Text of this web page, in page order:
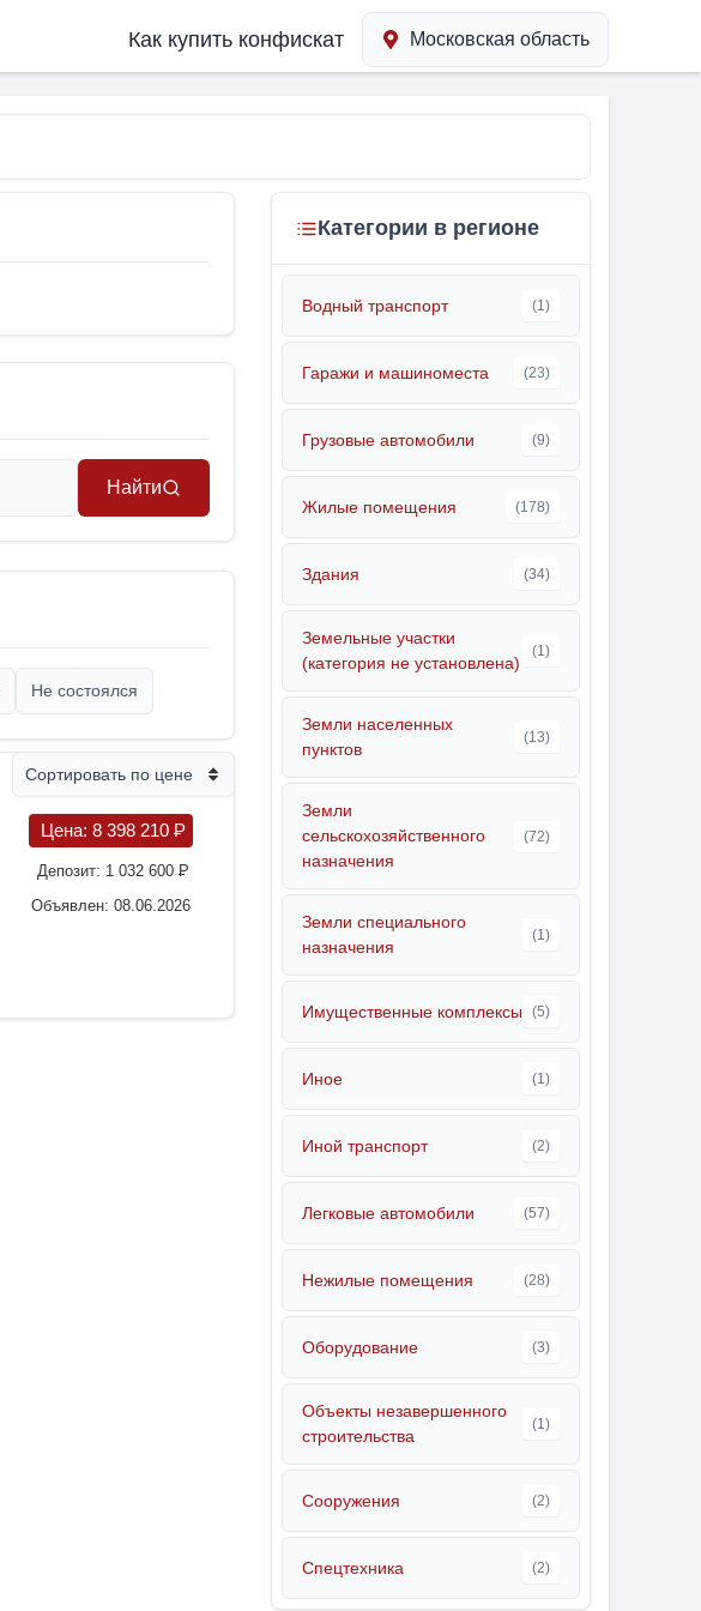
Как купить конфискат Московская область
Найти
Не состоялся
Сортировать по цене
Цена: 8 398 210 P
Депозит: 1 032 600 P
Объявлен: 08.06.2026
Категории в регионе
Водный транспорт (1)
Гаражи и машиноместа (23)
Грузовые автомобили (9)
Жилые помещения (178)
Здания (34)
Земельные участки
(категория не установлена)
(1)
Земли населенных
пунктов
(13)
Земли
сельскохозяйственного
назначения
(72)
Земли специального
назначения
(1)
Имущественные комплексы (5)
Иное (1)
Иной транспорт (2)
Легковые автомобили (57)
Нежилые помещения (28)
Оборудование (3)
Объекты незавершенного
строительства
(1)
Сооружения (2)
Спецтехника (2)